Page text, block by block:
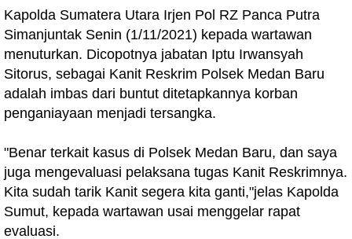
Kapolda Sumatera Utara Irjen Pol RZ Panca Putra
Simanjuntak Senin (1/11/2021) kepada wartawan
menuturkan. Dicopotnya jabatan Iptu Irwansyah
Sitorus, sebagai Kanit Reskrim Polsek Medan Baru
adalah imbas dari buntut ditetapkannya korban
penganiayaan menjadi tersangka.
"Benar terkait kasus di Polsek Medan Baru, dan saya
juga mengevaluasi pelaksana tugas Kanit Reskrimnya.
Kita sudah tarik Kanit segera kita ganti,"jelas Kapolda
Sumut, kepada wartawan usai menggelar rapat
evaluasi.